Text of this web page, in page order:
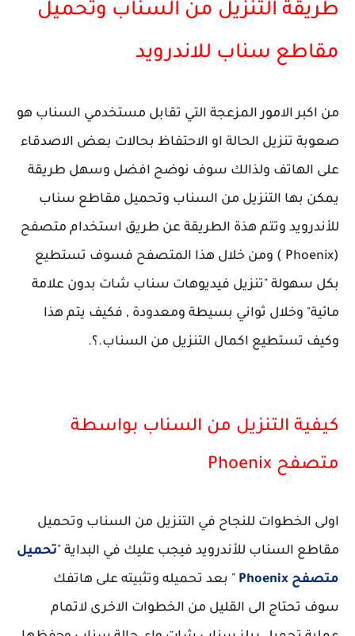
طريقة التنزيل من السناب وتحميل
مقاطع سناب للاندرويد
من اكبر الامور المزعجة التي تقابل مستخدمي السناب هو
صعوبة تنزيل الحالة او الاحتفاظ بحالات بعض الاصدقاء
على الهاتف ولذالك سوف نوضح افضل وسهل طريقة
يمكن بها التنزيل من السناب وتحميل مقاطع سناب
للأندرويد وتتم هذة الطريقة عن طريق استخدام متصفح
(Phoenix ) ومن خلال هذا المتصفح فسوف تستطيع
بكل سهولة "تنزيل فيديوهات سناب شات بدون علامة
مائية" وخلال ثواني بسيطة ومعدودة , فكيف يتم هذا
وكيف تستطيع اكمال التنزيل من السناب.؟.
كيفية التنزيل من السناب بواسطة
متصفح Phoenix
اولى الخطوات للنجاح في التنزيل من السناب وتحميل
مقاطع السناب للأندرويد فيجب عليك في البداية "تحميل
متصفح Phoenix
" بعد تحميله وتثبيته على هاتفك
سوف تحتاج الى القليل من الخطوات الاخرى لاتمام